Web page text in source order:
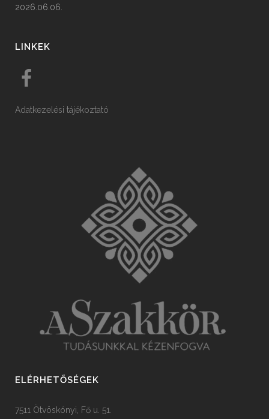
2026.06.06.
LINKEK
Adatkezelési tájékoztató
ELÉRHETŐSÉGEK
7511 Ötvöskónyi, Fő u. 51.